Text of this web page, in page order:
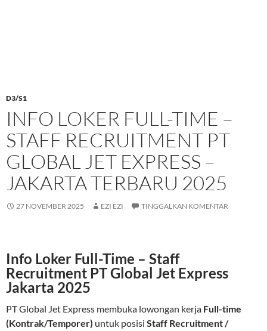
D3/S1
INFO LOKER FULL-TIME –
STAFF RECRUITMENT PT
GLOBAL JET EXPRESS –
JAKARTA TERBARU 2025
27 NOVEMBER 2025 EZI EZI TINGGALKAN KOMENTAR
Info Loker Full-Time – Staff
Recruitment PT Global Jet Express
Jakarta 2025
PT Global Jet Express membuka lowongan kerja Full-time
(Kontrak/Temporer) untuk posisi Staff Recruitment /